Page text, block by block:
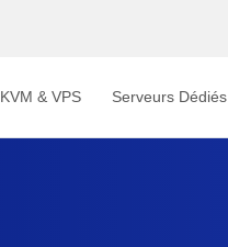
KVM & VPS Serveurs Dédiés